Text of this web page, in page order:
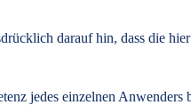
darauf hin, dass die
jedes einzelnen